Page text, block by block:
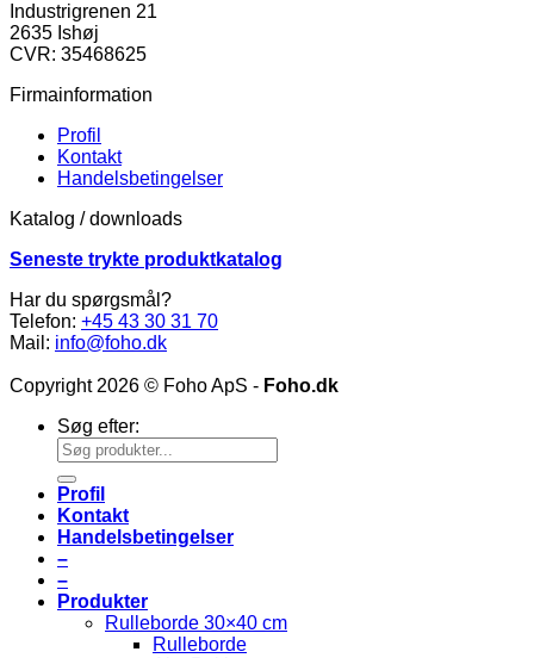
Industrigrenen 21
2635 Ishøj
CVR: 35468625
Firmainformation
Profil
Kontakt
Handelsbetingelser
Katalog / downloads
Seneste trykte produktkatalog
Har du spørgsmål?
Telefon: +45 43 30 31 70
Mail: info@foho.dk
Copyright 2026 © Foho ApS - Foho.dk
Søg efter:
Profil
Kontakt
Handelsbetingelser
–
–
Produkter
Rulleborde 30×40 cm
Rulleborde